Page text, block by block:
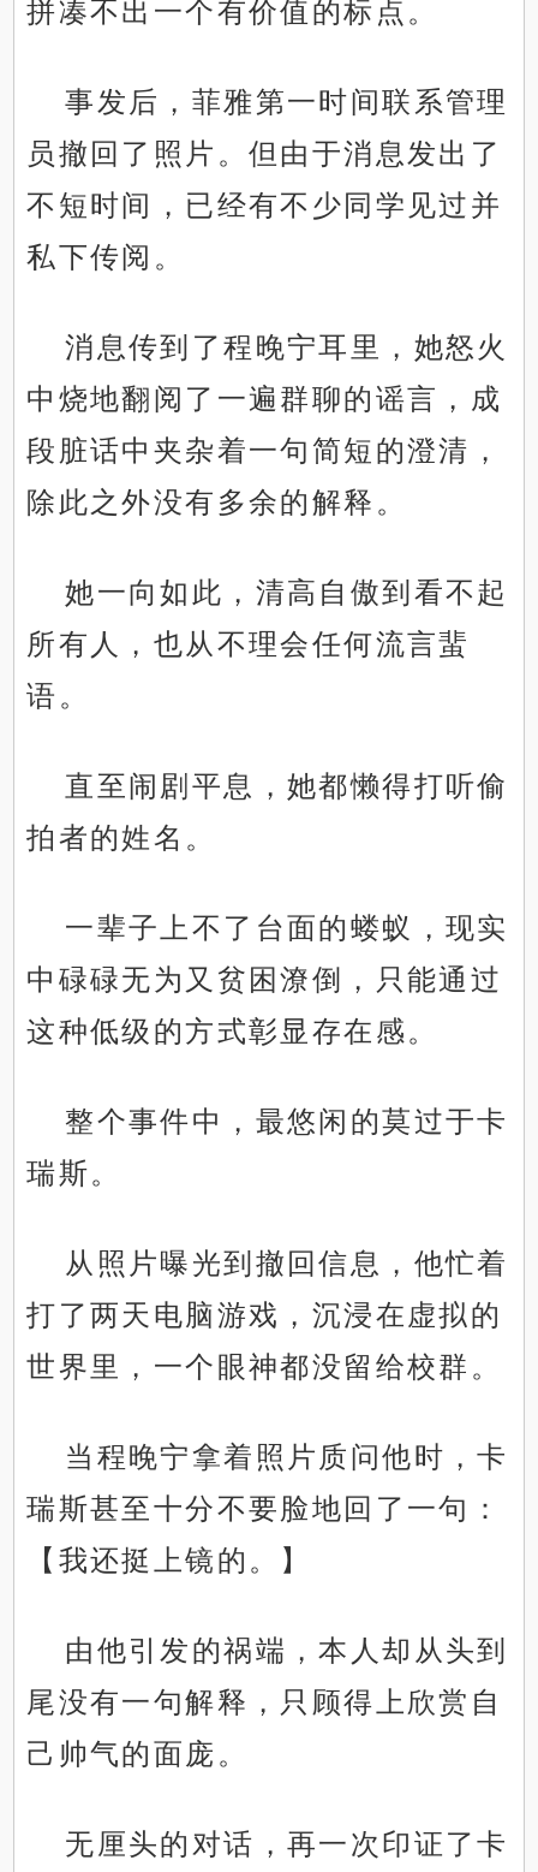
拼凑不出一个有价值的标点。
事发后，菲雅第一时间联系管理
员撤回了照片。但由于消息发出了
不短时间，已经有不少同学见过并
私下传阅。
消息传到了程晚宁耳里，她怒火
中烧地翻阅了一遍群聊的谣言，成
段脏话中夹杂着一句简短的澄清，
除此之外没有多余的解释。
她一向如此，清高自傲到看不起
所有人，也从不理会任何流言蜚
语。
直至闹剧平息，她都懒得打听偷
拍者的姓名。
一辈子上不了台面的蝼蚁，现实
中碌碌无为又贫困潦倒，只能通过
这种低级的方式彰显存在感。
整个事件中，最悠闲的莫过于卡
瑞斯。
从照片曝光到撤回信息，他忙着
打了两天电脑游戏，沉浸在虚拟的
世界里，一个眼神都没留给校群。
当程晚宁拿着照片质问他时，卡
瑞斯甚至十分不要脸地回了一句：
【我还挺上镜的。】
由他引发的祸端，本人却从头到
尾没有一句解释，只顾得上欣赏自
己帅气的面庞。
无厘头的对话，再一次印证了卡